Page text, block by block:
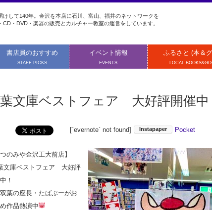
けして140年。金沢を本店に石川、富山、福井のネットワークを
CD・DVD・楽器の販売とカルチャー教室の運営をしています。
書店員のおすすめ
STAFF PICKS
イベント情報
EVENTS
ふるさと (本＆
LOCAL
文庫ベストフェア 大好評開催中
[`evernote` not found] Pocket
つのみや金沢工大前店】
文庫ベストフェア 大好評
！
葉の座長・たばぶーがお
作品熱演中